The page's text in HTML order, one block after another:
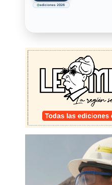
ediciones 2026